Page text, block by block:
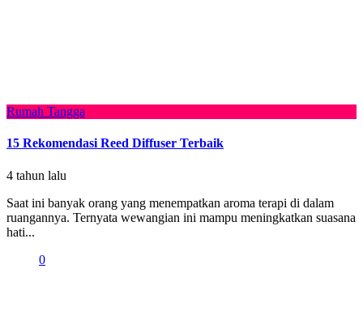
Rumah Tangga
15 Rekomendasi Reed Diffuser Terbaik
4 tahun lalu
Saat ini banyak orang yang menempatkan aroma terapi di dalam
ruangannya. Ternyata wewangian ini mampu meningkatkan suasana
hati...
0